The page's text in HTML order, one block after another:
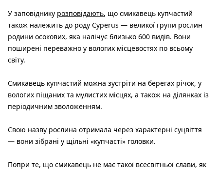
У заповіднику розповідають, що смикавець купчастий
також належить до роду Cyperus — великої групи рослин
родини осокових, яка налічує близько 600 видів. Вони
поширені переважно у вологих місцевостях по всьому
світу.
Смикавець купчастий можна зустріти на берегах річок, у
вологих піщаних та мулистих місцях, а також на ділянках із
періодичним зволоженням.
Свою назву рослина отримала через характерні суцвіття
— вони зібрані у щільні «купчасті» головки.
Попри те, що смикавець не має такої всесвітньої слави, як